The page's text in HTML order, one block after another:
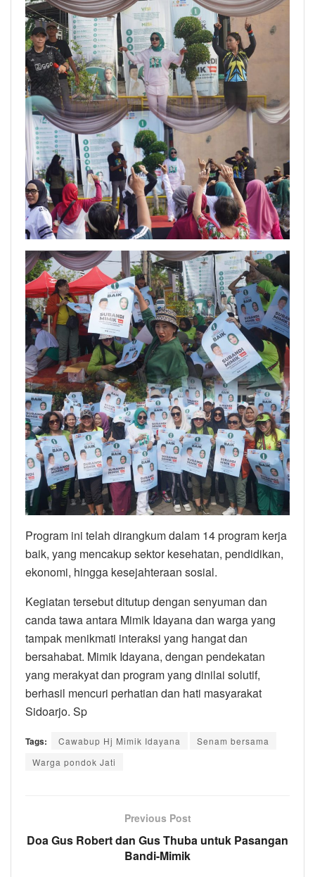
Program ini telah dirangkum dalam 14 program kerja
baik, yang mencakup sektor kesehatan, pendidikan,
ekonomi, hingga kesejahteraan sosial.
Kegiatan tersebut ditutup dengan senyuman dan
canda tawa antara Mimik Idayana dan warga yang
tampak menikmati interaksi yang hangat dan
bersahabat. Mimik Idayana, dengan pendekatan
yang merakyat dan program yang dinilai solutif,
berhasil mencuri perhatian dan hati masyarakat
Sidoarjo. Sp
Tags: Cawabup Hj Mimik Idayana
Senam bersama
Warga pondok Jati
Previous Post
Doa Gus Robert dan Gus Thuba untuk Pasangan
Bandi-Mimik